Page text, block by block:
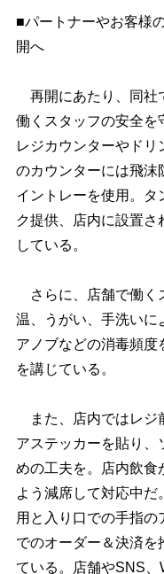
■パートナーやお客様
開へ
再開にあたり、同社
働くスタッフの安全を
レジカウンターやド
のカウンターには飛沫
イントレーを使用。タ
ク提供、店内に設置さ
している。
さらに、店舗で働く
温、うがい、手洗いに
アノブなどの消毒頻度
を講じている。
また、店内ではレジ
アステッカーを貼り、
めの工夫を。店内飲食
よう減席して対応中
用と入り口での手指
でのオーダー＆決済を
ている。店舗やSNS